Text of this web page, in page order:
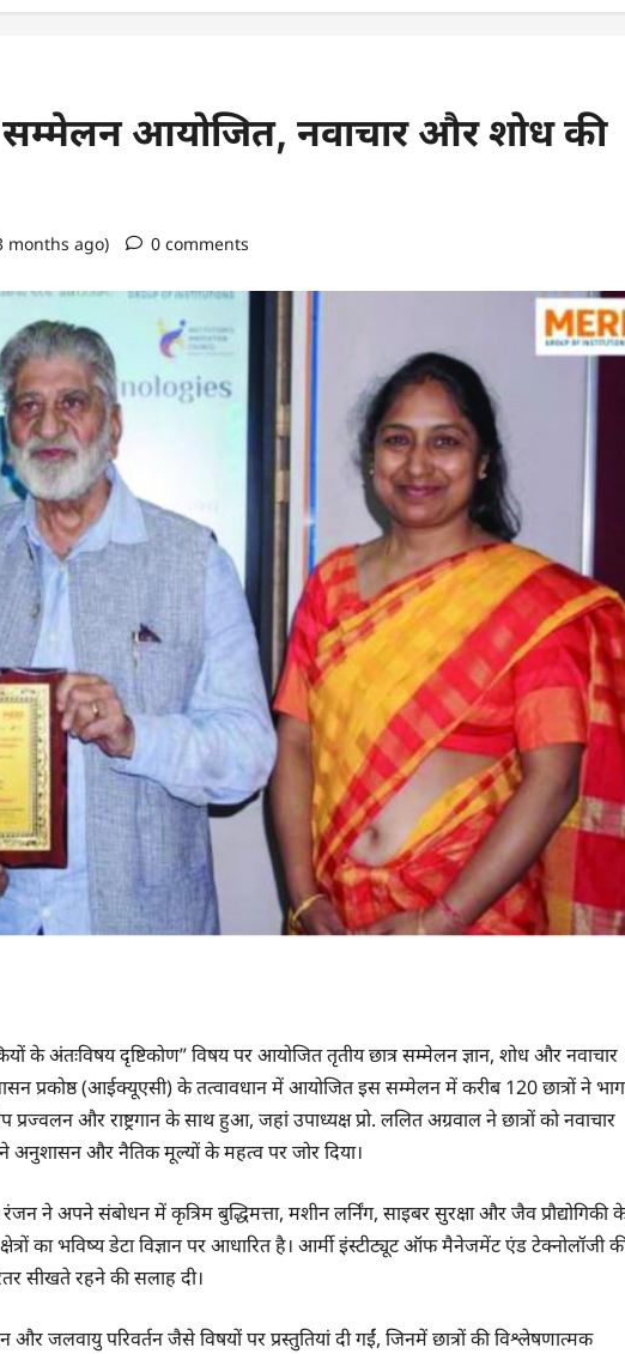
आयोजित, नवाचार और शोध की
months ago) 0 comments
के अंतःविषय दृष्टिकोण” विषय पर आयोजित तृतीय छात्र सम्मेलन ज्ञान, शोध और नवाचार
प्रकोष्ठ (आईक्यूएसी) के तत्वावधान में आयोजित इस सम्मेलन में करीब 120 छात्रों ने भाग
और राष्ट्रगान के साथ हुआ, जहां उपाध्यक्ष प्रो. ललित अग्रवाल ने छात्रों को नवाचार
अनुशासन और नैतिक मूल्यों के महत्व पर जोर दिया।
ने अपने संबोधन में कृत्रिम बुद्धिमत्ता, मशीन लर्निंग, साइबर सुरक्षा और जैव प्रौद्योगिकी
का भविष्य डेटा विज्ञान पर आधारित है। आर्मी इंस्टीट्यूट ऑफ मैनेजमेंट एंड टेक्नोलॉजी
सीखते रहने की सलाह दी।
जलवायु परिवर्तन जैसे विषयों पर प्रस्तुतियां दी गईं, जिनमें छात्रों की विश्लेषणात्मक